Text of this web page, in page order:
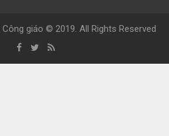
giáo © 2019. All Rights Reserved